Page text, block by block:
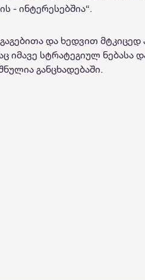
- ინტერესებშია“.
გაგებითა და ხედვით
იმავე სტრატეგიულ ნებასა
განცხადებაში.